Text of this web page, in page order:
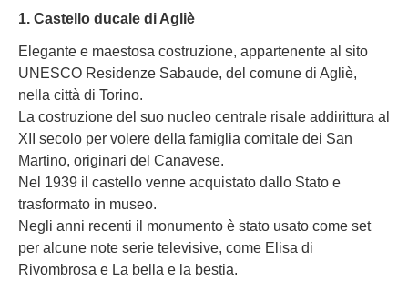
1. Castello ducale di Agliè
Elegante e maestosa costruzione, appartenente al sito
UNESCO Residenze Sabaude, del comune di Agliè,
nella città di Torino.
La costruzione del suo nucleo centrale risale addirittura al
XII secolo per volere della famiglia comitale dei San
Martino, originari del Canavese.
Nel 1939 il castello venne acquistato dallo Stato e
trasformato in museo.
Negli anni recenti il monumento è stato usato come set
per alcune note serie televisive, come Elisa di
Rivombrosa e La bella e la bestia.